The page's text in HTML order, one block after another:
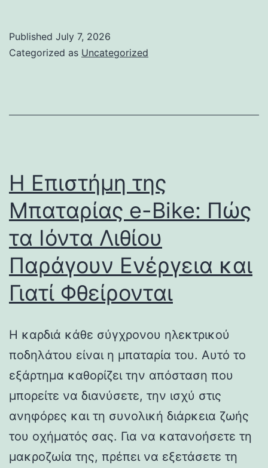
Published July 7, 2026
Categorized as Uncategorized
Η Επιστήμη της
Μπαταρίας e-Bike: Πώς
τα Ιόντα Λιθίου
Παράγουν Ενέργεια και
Γιατί Φθείρονται
Η καρδιά κάθε σύγχρονου ηλεκτρικού
ποδηλάτου είναι η μπαταρία του. Αυτό το
εξάρτημα καθορίζει την απόσταση που
μπορείτε να διανύσετε, την ισχύ στις
ανηφόρες και τη συνολική διάρκεια ζωής
του οχήματός σας. Για να κατανοήσετε τη
μακροζωία της, πρέπει να εξετάσετε τη